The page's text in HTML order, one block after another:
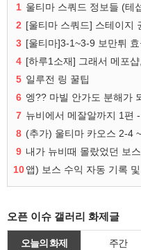
1 울티마 스쿼드 정보들 (테
2
3 [울티마]3-1~3-9 보만튀
4 [하루1소재] 그래서 메포
5 일루전 링 꿀팁
6 엥?? 마빌 안가도 분해가
7 뉴비에서 메잘알까지 1편
8 (추가) 울티마 카오스 2-4
9 내가 뉴비때 몰랐었던 보
10앱) 보스 수익 자동 기록
오픈 이슈 갤러리 화제글
오늘의 화제 주간